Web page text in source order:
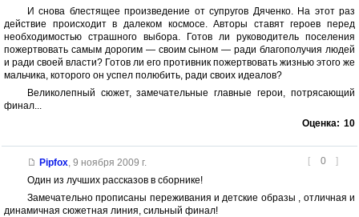
И снова блестящее произведение от супругов Дяченко. На этот раз
действие происходит в далеком космосе. Авторы ставят героев перед
необходимостью страшного выбора. Готов ли руководитель поселения
пожертвовать самым дорогим — своим сыном — ради благополучия людей
и ради своей власти? Готов ли его противник пожертвовать жизнью этого же
мальчика, которого он успел полюбить, ради своих идеалов?
Великолепный сюжет, замечательные главные герои, потрясающий
финал...
Оценка: 10
[ 0 ]
Pipfox, 9 ноября 2009 г.
Один из лучших рассказов в сборнике!
Замечательно прописаны переживания и детские образы , отличная и
динамичная сюжетная линия, сильный финал!